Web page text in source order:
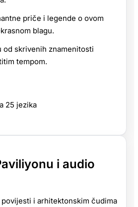
priče i legende o ovom
blagu.
od skrivenih znamenitosti
tempom.
25 jezika
i audio
i arhitektonskim čudima